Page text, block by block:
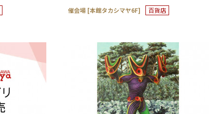
催会場 [本館タカシマヤ6F] 百貨店